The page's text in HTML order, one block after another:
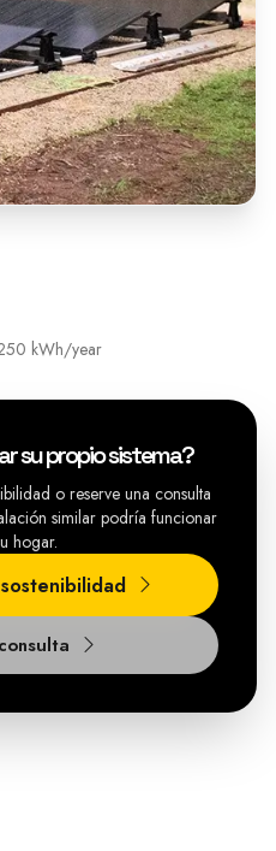
kWh/year
su propio sistema?
o reserve una consulta
similar podría funcionar
hogar.